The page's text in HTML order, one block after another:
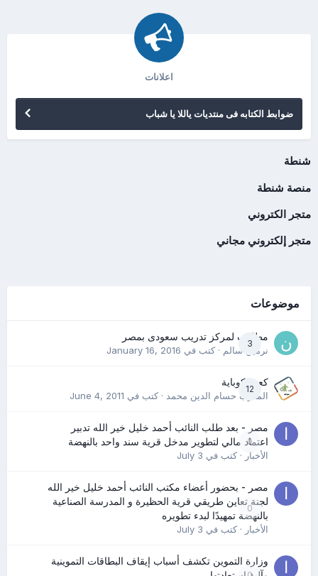
اعلانات
ضوابط الكتابه فى منتديات ياللا يا شباب
شنطة
منصة شنطة
متجر الكتروني
متجر إلكتروني مجاني
موضوعات
3
مطلوب لمركز تدريب سعودى بمصر
نرمين سالم· كتب في January 16, 2016
12
كعب كوباية
المدرب حسام الدين محمد· كتب في June 4, 2011
0
مصر - بعد طلب النائب أحمد خليل خير الله تدبير
اعتماد مالي لتطوير مدخل قرية سند واحد بالنهضة
الأخبار· كتب في July 3
0
مصر - بحضور أعضاء مكتب النائب أحمد خليل خير الله
لجنة تعاين طريقي قرية الحظيرة و المدرسة الصناعية
بالنهضة تمهيدًا لبدء تطويره
الأخبار· كتب في July 3
وزارة التموين تكشف أسباب إيقاف البطاقات التموينية